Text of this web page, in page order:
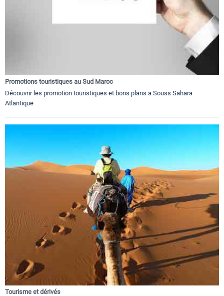
Promotions touristiques au Sud Maroc
Découvrir les promotion touristiques et bons plans a Souss Sahara
Atlantique
Tourisme et dérivés